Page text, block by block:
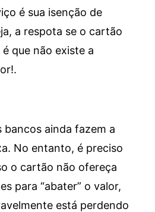
é sua isenção de
a respota se o cartão
que não existe a
bancos ainda fazem a
No entanto, é preciso
o cartão não ofereça
para “abater” o valor,
está perdendo